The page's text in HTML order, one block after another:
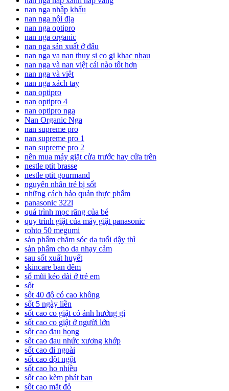
nan nga nhập khẩu
nan nga nội địa
nan nga optipro
nan nga organic
nan nga sản xuất ở đâu
nan nga va nan thuy si co gi khac nhau
nan nga và nan việt cái nào tốt hơn
nan nga và việt
nan nga xách tay
nan optipro
nan optipro 4
nan optipro nga
Nan Organic Nga
nan supreme pro
nan supreme pro 1
nan supreme pro 2
nên mua máy giặt cửa trước hay cửa trên
nestle ptit brasse
nestle ptit gourmand
nguyên nhân trẻ bị sốt
những cách bảo quản thực phẩm
panasonic 322l
quá trình mọc răng của bé
quy trình giặt của máy giặt panasonic
rohto 50 megumi
sản phẩm chăm sóc da tuổi dậy thì
sản phẩm cho da nhạy cảm
sau sốt xuất huyết
skincare ban đêm
sổ mũi kéo dài ở trẻ em
sốt
sốt 40 độ có cao không
sốt 5 ngày liền
sốt cao co giật có ảnh hưởng gì
sốt cao co giật ở người lớn
sốt cao đau họng
sốt cao đau nhức xương khớp
sốt cao đi ngoài
sốt cao đột ngột
sốt cao ho nhiều
sốt cao kèm phát ban
sốt cao mắt đỏ